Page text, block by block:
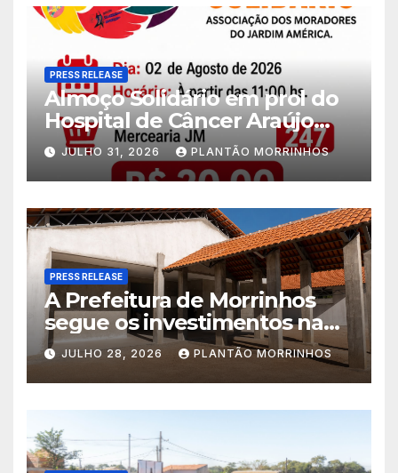
PRESS RELEASE
Almoço Solidário em prol do
Hospital de Câncer Araújo
Jorge é realizado no Jardim
América
JULHO 31, 2026 PLANTÃO MORRINHOS
PRESS RELEASE
A Prefeitura de Morrinhos
segue os investimentos na
educação. A obra da Escola
Municipal Eudóxio de
Figueiredo avança em ritmo
acelerado e já ganha forma.
JULHO 28, 2026 PLANTÃO MORRINHOS